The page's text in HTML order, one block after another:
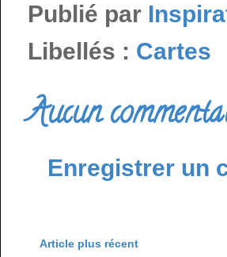
Publié par
Libellés : Cartes
Aucun
Enregistrer un
Article plus récent